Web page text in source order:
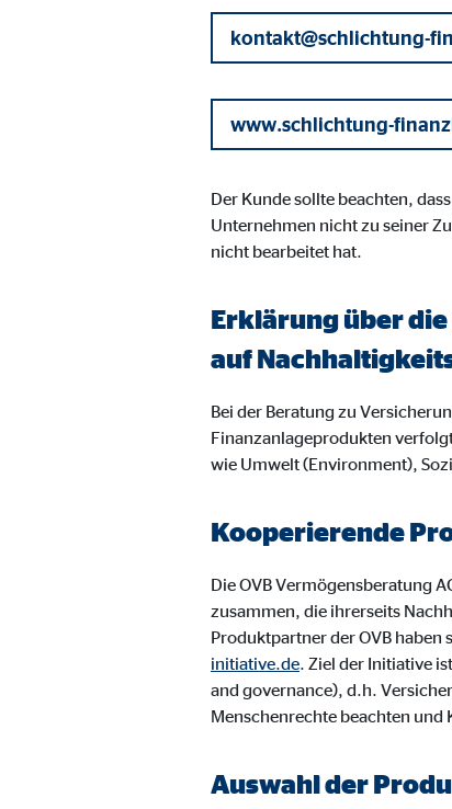
kontakt@schlichtung-
www.schlichtung-
Der Kunde sollte beachten,
Unternehmen nicht zu seiner
nicht bearbeitet hat.
Erklärung über
auf
Bei der Beratung zu
Finanzanlageprodukten
wie Umwelt (Environment),
Kooperierende
Die OVB Vermögensberatung
zusammen, die ihrerseits
Produktpartner der OVB haben
initiative.de. Ziel der Initiative
and governance), d.h.
Menschenrechte beachten
Auswahl der
ProvenExpert | Empfänger: OVB,
Anbieter:
Cookie Laufzeit: